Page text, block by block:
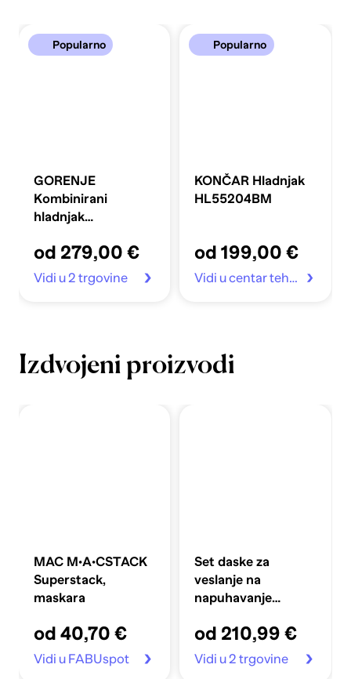
Popularno
GORENJE
Kombinirani
hladnjak
od 279,00 €
Vidi u 2 trgovine
Popularno
KONČAR Hladnjak
HL55204BM
od 199,00 €
Vidi u centar tehnike
Izdvojeni proizvodi
MAC M·A·CSTACK
Superstack,
maskara
od 40,70 €
Vidi u FABUspot
Set daske za
veslanje na
napuhavanje
plavi
od 210,99 €
Vidi u 2 trgovine